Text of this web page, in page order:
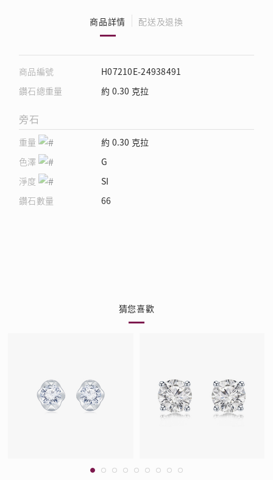
商品詳情 配送及退換
商品編號
H07210E-24938491
鑽石總重量
約 0.30 克拉
旁石
重量
約 0.30 克拉
色澤
G
淨度
SI
鑽石數量
66
猜您喜歡